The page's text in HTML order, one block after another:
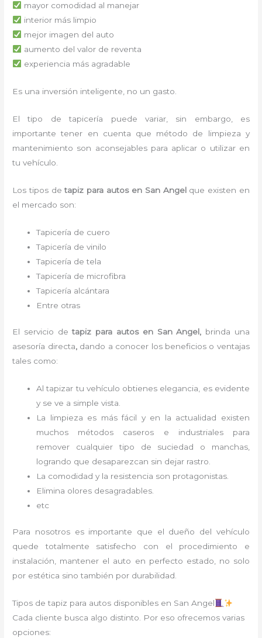
mayor comodidad al manejar
interior más limpio
mejor imagen del auto
aumento del valor de reventa
experiencia más agradable
Es una inversión inteligente, no un gasto.
El tipo de tapicería puede variar, sin embargo, es
importante tener en cuenta que método de limpieza y
mantenimiento son aconsejables para aplicar o utilizar en
tu vehículo.
Los tipos detapiz para autos en San Angelque existen en
el mercado son:
Tapicería de cuero
Tapicería de vinilo
Tapicería de tela
Tapicería de microfibra
Tapicería alcántara
Entre otras
El servicio detapiz para autos en San Angel, brinda una
asesoría directa, dando a conocer los beneficios o ventajas
tales como:
Al tapizar tu vehículo obtienes elegancia, es evidente
y se ve a simple vista.
La limpieza es más fácil y en la actualidad existen
muchos métodos caseros e industriales para
remover cualquier tipo de suciedad o manchas,
logrando que desaparezcan sin dejar rastro.
La comodidad y la resistencia son protagonistas.
Elimina olores desagradables.
etc
Para nosotros es importante que el dueño del vehículo
quede totalmente satisfecho con el procedimiento e
instalación, mantener el auto en perfecto estado, no solo
por estética sino también por durabilidad.
Tipos de tapiz para autos disponibles en San Angel
Cada cliente busca algo distinto. Por eso ofrecemos varias
opciones: